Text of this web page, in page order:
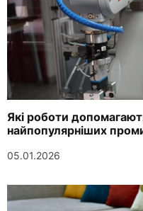
Які роботи
найпопулярніших
05.01.2026